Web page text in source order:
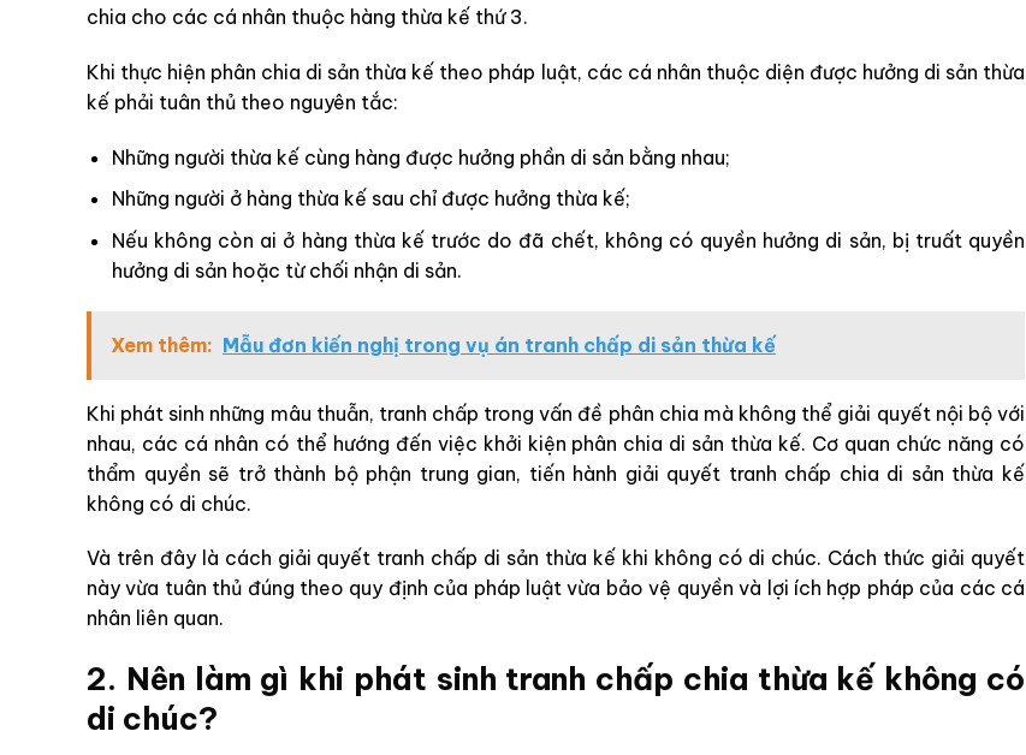
chia cho các cá nhân thuộc hàng thừa kế thứ 3.
Khi thực hiện phân chia di sản thừa kế theo pháp luật, các cá nhân thuộc diện được hưởng di sản thừa
kế phải tuân thủ theo nguyên tắc:
Những người thừa kế cùng hàng được hưởng phần di sản bằng nhau;
Những người ở hàng thừa kế sau chỉ được hưởng thừa kế;
Nếu không còn ai ở hàng thừa kế trước do đã chết, không có quyền hưởng di sản, bị truất quyền
hưởng di sản hoặc từ chối nhận di sản.
Xem thêm: Mẫu đơn kiến nghị trong vụ án tranh chấp di sản thừa kế
Khi phát sinh những mâu thuẫn, tranh chấp trong vấn đề phân chia mà không thể giải quyết nội bộ với
nhau, các cá nhân có thể hướng đến việc khởi kiện phân chia di sản thừa kế. Cơ quan chức năng có
thẩm quyền sẽ trở thành bộ phận trung gian, tiến hành giải quyết tranh chấp chia di sản thừa kế
không có di chúc.
Và trên đây là cách giải quyết tranh chấp di sản thừa kế khi không có di chúc. Cách thức giải quyết
này vừa tuân thủ đúng theo quy định của pháp luật vừa bảo vệ quyền và lợi ích hợp pháp của các cá
nhân liên quan.
2. Nên làm gì khi phát sinh tranh chấp chia thừa kế không có
di chúc?